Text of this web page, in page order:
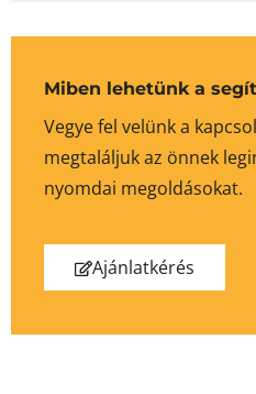
Miben lehetünk a
Vegye fel velünk a
megtaláljuk az önnek
nyomdai megoldásokat.
Ajánlatkérés